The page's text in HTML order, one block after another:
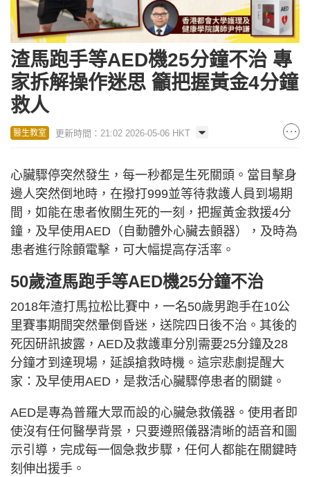
渣馬跑手等AED機25分鐘不治 專
家拆解操作迷思 籲把握黃金4分鐘
救人
醫生教室 更新時間：21:02 2026-05-06 HKT
心臟驟停突然發生，每一秒都是生死關頭。當目擊身
邊人突然倒地時，在撥打999並等待救護人員到場期
間，如能在患者攸關生死的一刻，把握黃金救援4分
鐘，及早使用AED（自動體外心臟去顫器），及時為
患者進行除顫電擊，可大幅提高存活率。
50歲渣馬跑手等AED機25分鐘不治
2018年渣打馬拉松比賽中，一名50歲男跑手在10公
里賽事期間突然暈倒昏迷，送院四日後不治。其後的
死因研訊披露，AED及救護車分別需要25分鐘及28
分鐘才到達現場，延誤搶救時機。這宗悲劇提醒大
家：及早使用AED，是救活心臟驟停患者的關鍵。
AED是專為普羅大眾而設的心臟急救儀器。使用者即
使沒有任何醫學背景，只要遵照儀器清晰的語音和圖
示引導，完成每一個急救步驟，任何人都能在關鍵時
刻伸出援手。